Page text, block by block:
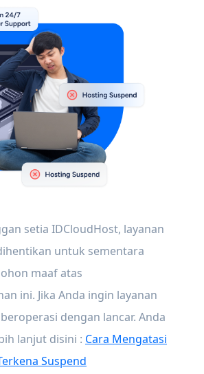
setia IDCloudHost, layanan
untuk sementara
maaf atas
ini. Jika Anda ingin layanan
dengan lancar. Anda
lanjut disini : Cara Mengatasi
Suspend